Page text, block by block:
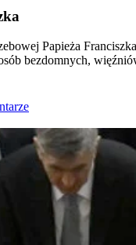
Papieża
bezdomnych,